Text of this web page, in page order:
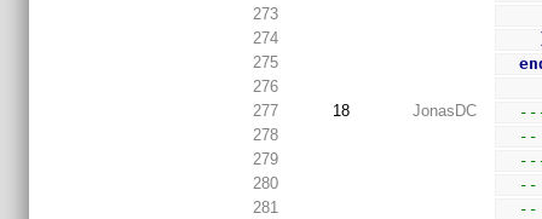
273
274
275
276
277
18 JonasDC
278
--
279
280
--
281
--